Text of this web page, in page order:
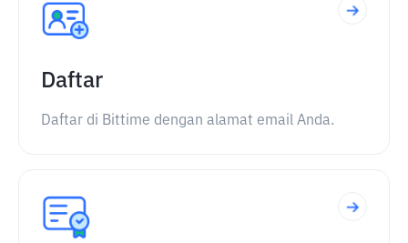
Daftar
Daftar di Bittime dengan alamat email Anda.